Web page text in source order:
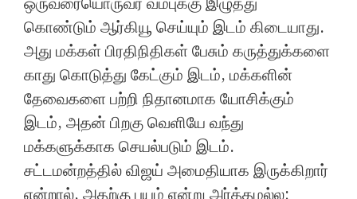
கொண்டும் ஆர்கியூ செய்யும் இடம் கிடையாது.
அது மக்கள் பிரதிநிதிகள் பேசும் கருத்துக்களை
காது கொடுத்து கேட்கும் இடம், மக்களின்
தேவைகளை பற்றி நிதானமாக யோசிக்கும்
இடம், அதன் பிறகு வெளியே வந்து
மக்களுக்காக செயல்படும் இடம்.
சட்டமன்றத்தில் விஜய் அமைதியாக இருக்கிறார்